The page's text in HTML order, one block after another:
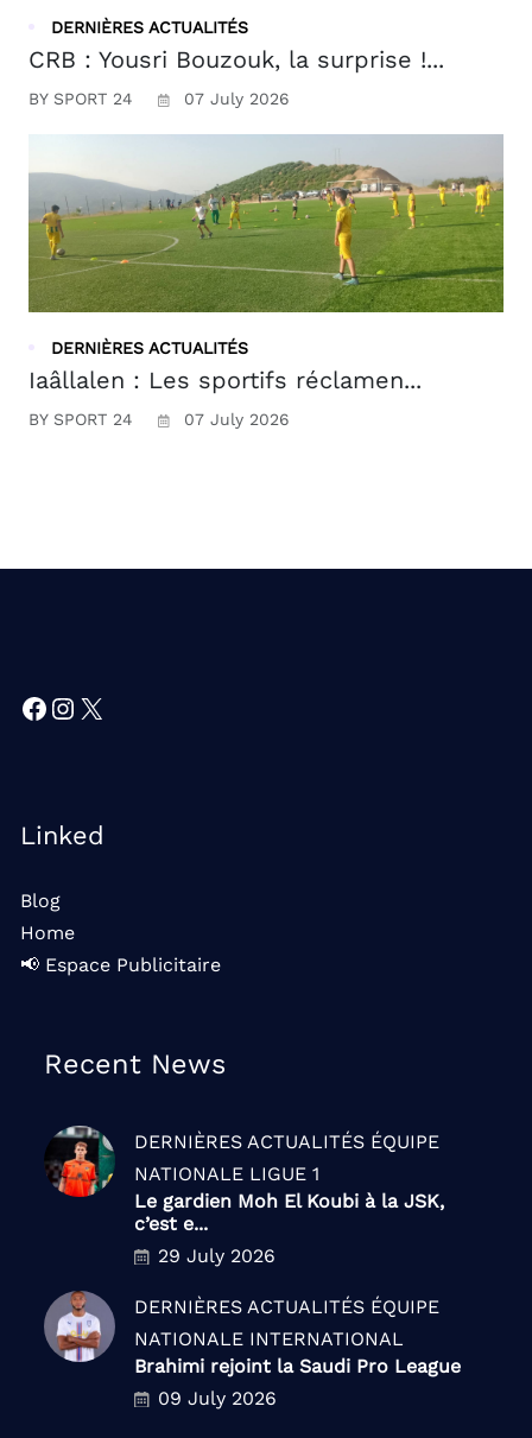
DERNIÈRES ACTUALITÉS
CRB : Yousri Bouzouk, la surprise !...
BY SPORT 24 07 July 2026
DERNIÈRES ACTUALITÉS
Iaâllalen : Les sportifs réclamen...
BY SPORT 24 07 July 2026
Facebook
Instagram
X
Linked
Blog
Home
📢 Espace Publicitaire
Recent News
DERNIÈRES ACTUALITÉS ÉQUIPE
NATIONALE LIGUE 1
Le gardien Moh El Koubi à la JSK,
c’est e...
29 July 2026
DERNIÈRES ACTUALITÉS ÉQUIPE
NATIONALE INTERNATIONAL
Brahimi rejoint la Saudi Pro League
09 July 2026